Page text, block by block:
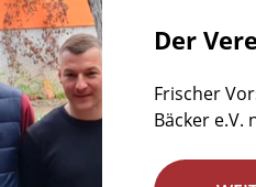
Der
Frischer
Bäcker